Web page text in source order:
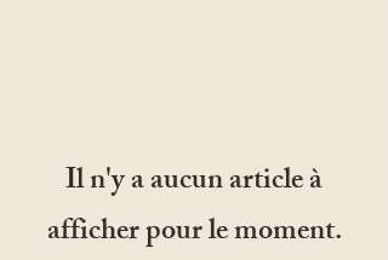
Il n'y a aucun article à
afficher pour le moment.